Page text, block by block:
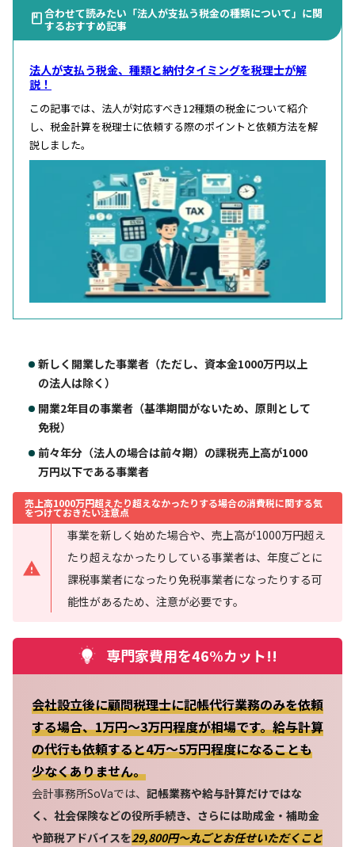
合わせて読みたい「法人が支払う税金の種類について」に関
するおすすめ記事
法人が支払う税金、種類と納付タイミングを税理士が解
説！
この記事では、法人が対応すべき12種類の税金について紹介
し、税金計算を税理士に依頼する際のポイントと依頼方法を解
説しました。
新しく開業した事業者（ただし、資本金1000万円以上
の法人は除く）
開業2年目の事業者（基準期間がないため、原則として
免税）
前々年分（法人の場合は前々期）の課税売上高が1000
万円以下である事業者
売上高1000万円超えたり超えなかったりする場合の消費税に関する気
をつけておきたい注意点
事業を新しく始めた場合や、売上高が1000万円超え
たり超えなかったりしている事業者は、年度ごとに
課税事業者になったり免税事業者になったりする可
能性があるため、注意が必要です。
専門家費用を46%カット!!
会社設立後に顧問税理士に記帳代行業務のみを依頼
する場合、1万円～3万円程度が相場です。給与計算
の代行も依頼すると4万～5万円程度になることも
少なくありません。
会計事務所SoVaでは、 記帳業務や給与計算だけではな
く、社会保険などの役所手続き、さらには助成金・補助金
や節税アドバイスを29,800円〜丸ごとお任せいただくこと